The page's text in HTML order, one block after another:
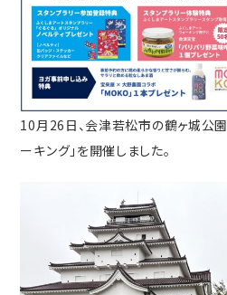
10月26日、会津若松市の鶴ヶ城公園
ーキング」を開催しました。